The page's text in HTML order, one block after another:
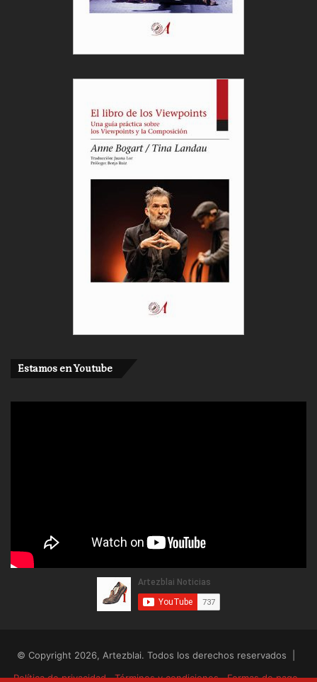
Estamos en Youtube
© Copyright 2026, Artezblai. Todos los derechos reservados |
Política de privacidad
Términos y condiciones Formas de pago